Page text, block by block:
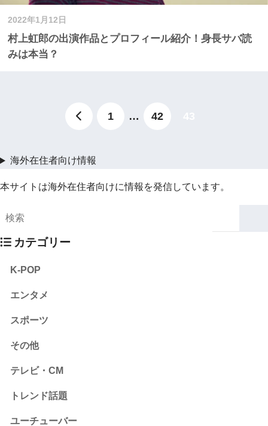
2022年1月12日
村上虹郎の出演作品とプロフィール紹介！身長サバ読
みは本当？
1 … 42
海外在住者向け情報
本サイトは海外在住者向けに情報を発信しています。
カテゴリー
K-POP
エンタメ
スポーツ
その他
テレビ・CM
トレンド話題
ユーチューバー